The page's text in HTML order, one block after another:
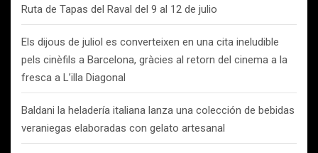
Ruta de Tapas del Raval del 9 al 12 de julio
Els dijous de juliol es converteixen en una cita ineludible
pels cinèfils a Barcelona, gràcies al retorn del cinema a la
fresca a L’illa Diagonal
Baldani la heladería italiana lanza una colección de bebidas
veraniegas elaboradas con gelato artesanal